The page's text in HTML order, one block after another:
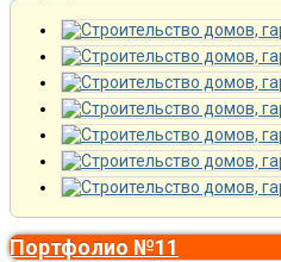
Портфолио №11